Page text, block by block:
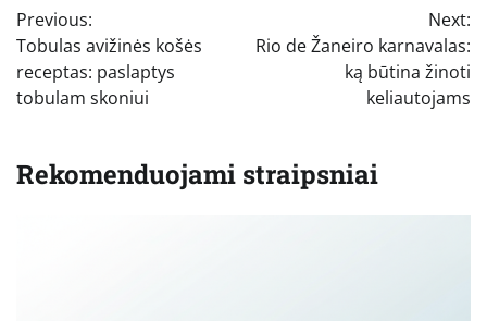
tarp
įrašų
Previous:
Tobulas avižinės košės
receptas: paslaptys
tobulam skoniui
Next:
Rio de Žaneiro karnavalas:
ką būtina žinoti
keliautojams
Rekomenduojami straipsniai